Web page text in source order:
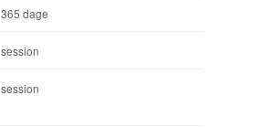
365 dage
session
session